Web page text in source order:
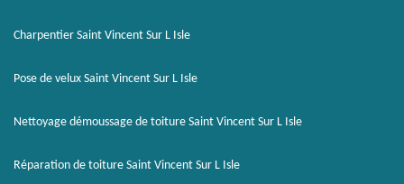
Charpentier Saint Vincent Sur L Isle
Pose de velux Saint Vincent Sur L Isle
Nettoyage démoussage de toiture Saint Vincent Sur L Isle
Réparation de toiture Saint Vincent Sur L Isle